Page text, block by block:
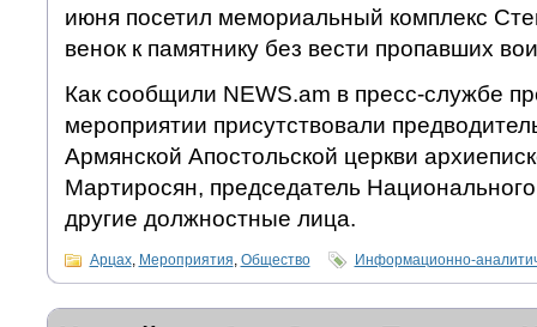
июня посетил мемориальный комплекс
венок к памятнику без вести пропавших
Как сообщили NEWS.am в пресс-службе
мероприятии присутствовали
Армянской Апостольской церкви
Мартиросян, председатель
другие должностные лица.
Арцах, Мероприятия Общество Информационно-